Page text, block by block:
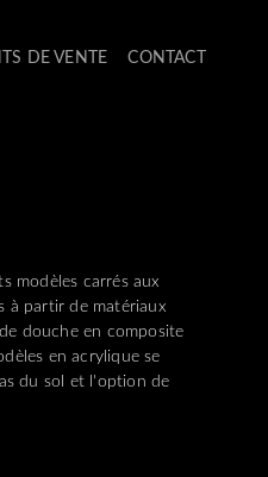
DE VENTE CONTACT
modèles carrés aux
à partir de matériaux
douche en composite
en acrylique se
du sol et l'option de